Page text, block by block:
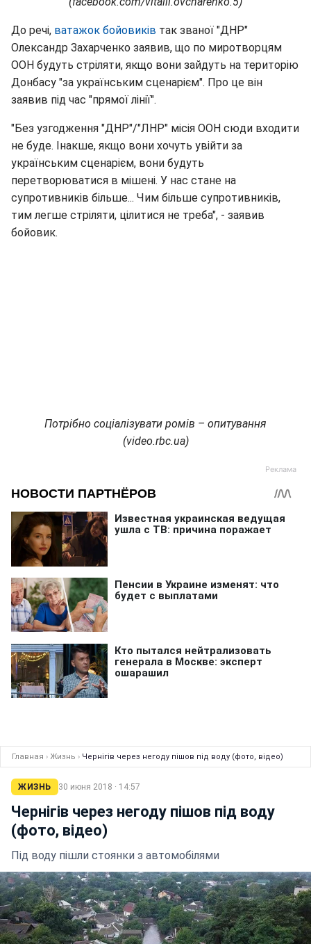
До речі, ватажок бойовиків так званої "ДНР"
Олександр Захарченко заявив, що по миротворцям
ООН будуть стріляти, якщо вони зайдуть на територію
Донбасу "за українським сценарієм". Про це він
заявив під час "прямої лінії".
"Без узгодження "ДНР"/"ЛНР" місія ООН сюди входити
не буде. Інакше, якщо вони хочуть увійти за
українським сценарієм, вони будуть
перетворюватися в мішені. У нас стане на
супротивників більше... Чим більше супротивників,
тим легше стріляти, цілитися не треба", - заявив
бойовик.
Потрібно соціалізувати ромів – опитування
(video.rbc.ua)
Главная › Жизнь › Чернігів через негоду пішов під воду (фото, відео)
ЖИЗНЬ 30 июня 2018 · 14:57
Чернігів через негоду пішов під воду
(фото, відео)
Під воду пішли стоянки з автомобілями